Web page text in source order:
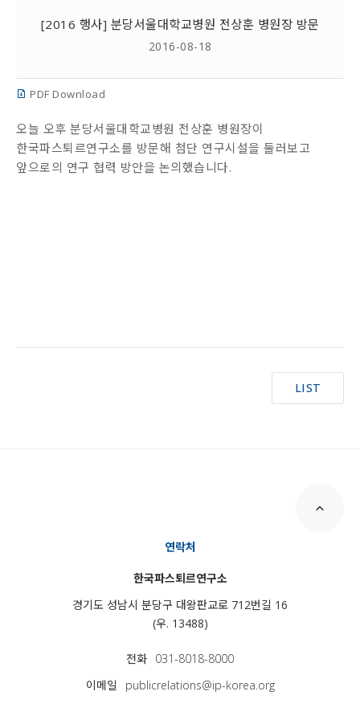
[2016 행사] 분당서울대학교병원 전상훈 병원장 방문
2016-08-18
PDF Download
오늘 오후 분당서울대학교병원 전상훈 병원장이
한국파스퇴르연구소를 방문해 첨단 연구시설을 둘러보고
앞으로의 연구 협력 방안을 논의했습니다.
LIST
연락처
한국파스퇴르연구소
경기도 성남시 분당구 대왕판교로 712번길 16
(우. 13488)
전화 031-8018-8000
이메일
publicrelations@ip-korea.org